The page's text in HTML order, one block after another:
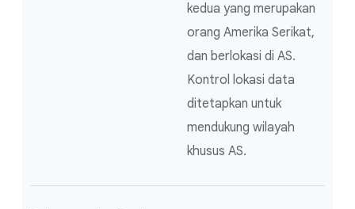
kedua yang merupakan
orang Amerika Serikat,
dan berlokasi di AS.
Kontrol lokasi data
ditetapkan untuk
mendukung wilayah
khusus AS.